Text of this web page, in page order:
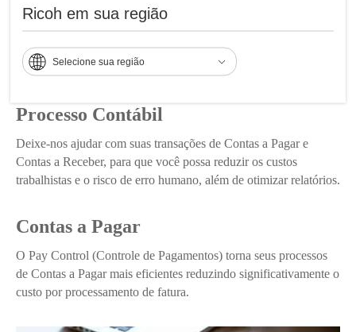
Ricoh em sua região
Selecione sua região
Processo Contábil
Deixe-nos ajudar com suas transações de Contas a Pagar e
Contas a Receber, para que você possa reduzir os custos
trabalhistas e o risco de erro humano, além de otimizar relatórios.
Contas a Pagar
O Pay Control (Controle de Pagamentos) torna seus processos
de Contas a Pagar mais eficientes reduzindo significativamente o
custo por processamento de fatura.